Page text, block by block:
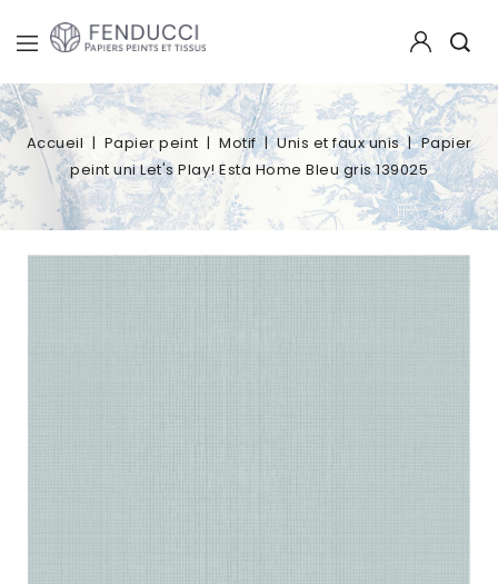
Accueil Papier peint Motif Unis et faux unis
Papier
peint uni Let's Play! Esta Home Bleu gris 139025